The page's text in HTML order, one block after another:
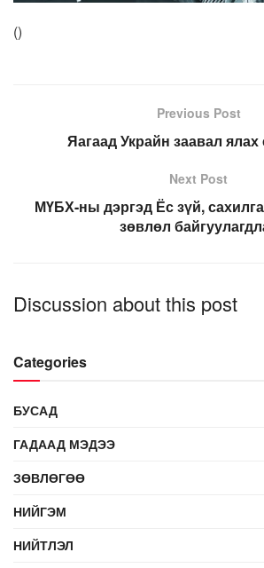
()
Previous Post
Яагаад Украйн заавал ялах
Next Post
МҮБХ-ны дэргэд Ёс зүй,
зөвлөл
Discussion about this post
Categories
БУСАД
ГАДААД МЭДЭЭ
ЗӨВЛӨГӨӨ
НИЙГЭМ
НИЙТЛЭЛ